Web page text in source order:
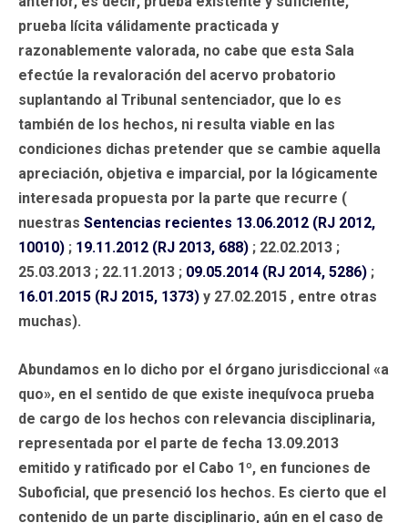
prueba lícita válidamente practicada y
razonablemente valorada, no cabe que esta Sala
efectúe la revaloración del acervo probatorio
suplantando al Tribunal sentenciador, que lo es
también de los hechos, ni resulta viable en las
condiciones dichas pretender que se cambie aquella
apreciación, objetiva e imparcial, por la lógicamente
interesada propuesta por la parte que recurre (
nuestras Sentencias recientes 13.06.2012 (RJ 2012,
10010) ; 19.11.2012 (RJ 2013, 688) ; 22.02.2013 ;
25.03.2013 ; 22.11.2013 ; 09.05.2014 (RJ 2014, 5286) ;
16.01.2015 (RJ 2015, 1373) y 27.02.2015 , entre otras
muchas).
Abundamos en lo dicho por el órgano jurisdiccional «a
quo», en el sentido de que existe inequívoca prueba
de cargo de los hechos con relevancia disciplinaria,
representada por el parte de fecha 13.09.2013
emitido y ratificado por el Cabo 1º, en funciones de
Suboficial, que presenció los hechos. Es cierto que el
contenido de un parte disciplinario, aún en el caso de